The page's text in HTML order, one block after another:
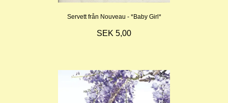
Servett från Nouveau - *Baby Girl*
SEK 5,00